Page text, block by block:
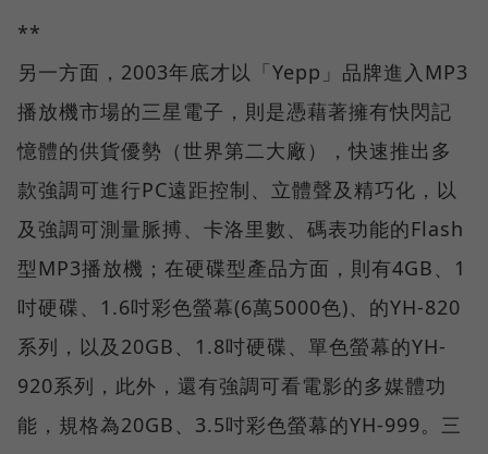
**
另一方面，2003年底才以「Yepp」品牌進入MP3
播放機市場的三星電子，則是憑藉著擁有快閃記
憶體的供貨優勢（世界第二大廠），快速推出多
款強調可進行PC遠距控制、立體聲及精巧化，以
及強調可測量脈搏、卡洛里數、碼表功能的Flash
型MP3播放機；在硬碟型產品方面，則有4GB、1
吋硬碟、1.6吋彩色螢幕(6萬5000色)、的YH-820
系列，以及20GB、1.8吋硬碟、單色螢幕的YH-
920系列，此外，還有強調可看電影的多媒體功
能，規格為20GB、3.5吋彩色螢幕的YH-999。三